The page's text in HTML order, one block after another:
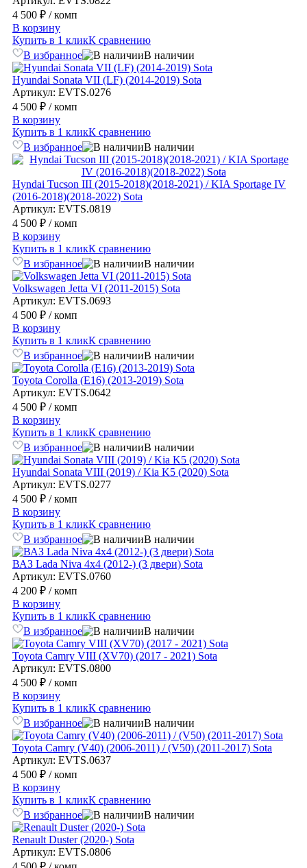
4 500 ₽ / комп
В корзину
Купить в 1 кликК сравнению
В избранное
В наличии
Hyundai Sonata VII (LF) (2014-2019) Sota
Артикул: EVTS.0276
4 500 ₽ / комп
В корзину
Купить в 1 кликК сравнению
В избранное
В наличии
Hyndai Tucson III (2015-2018)(2018-2021) / KIA Sportage IV
(2016-2018)(2018-2022) Sota
Артикул: EVTS.0819
4 500 ₽ / комп
В корзину
Купить в 1 кликК сравнению
В избранное
В наличии
Volkswagen Jetta VI (2011-2015) Sota
Артикул: EVTS.0693
4 500 ₽ / комп
В корзину
Купить в 1 кликК сравнению
В избранное
В наличии
Toyota Corolla (E16) (2013-2019) Sota
Артикул: EVTS.0642
4 500 ₽ / комп
В корзину
Купить в 1 кликК сравнению
В избранное
В наличии
Hyundai Sonata VIII (2019) / Kia K5 (2020) Sota
Артикул: EVTS.0277
4 500 ₽ / комп
В корзину
Купить в 1 кликК сравнению
В избранное
В наличии
ВАЗ Lada Niva 4x4 (2012-) (3 двери) Sota
Артикул: EVTS.0760
4 200 ₽ / комп
В корзину
Купить в 1 кликК сравнению
В избранное
В наличии
Toyota Camry VIII (XV70) (2017 - 2021) Sota
Артикул: EVTS.0800
4 500 ₽ / комп
В корзину
Купить в 1 кликК сравнению
В избранное
В наличии
Toyota Camry (V40) (2006-2011) / (V50) (2011-2017) Sota
Артикул: EVTS.0637
4 500 ₽ / комп
В корзину
Купить в 1 кликК сравнению
В избранное
В наличии
Renault Duster (2020-) Sota
Артикул: EVTS.0806